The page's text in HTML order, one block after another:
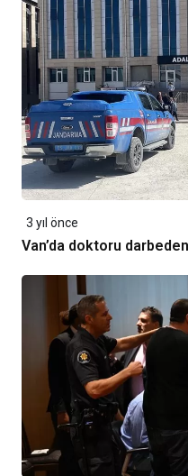
3 yıl önce
Van’da doktoru